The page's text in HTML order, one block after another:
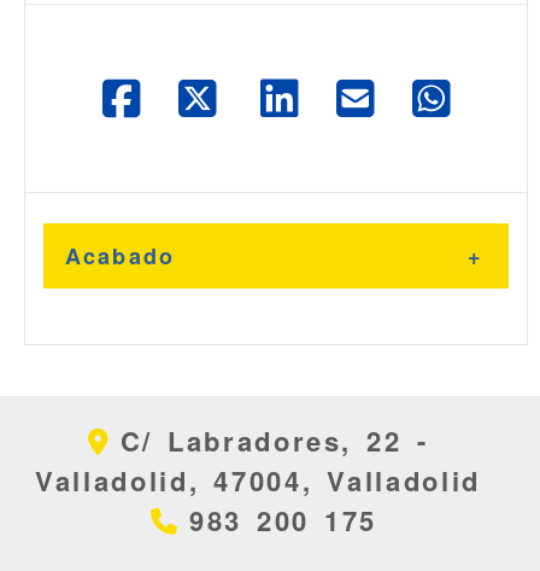
Acabado
Negro - Rojo
C/ Labradores, 22 -
Valladolid,47004,Valladolid
983 200 175